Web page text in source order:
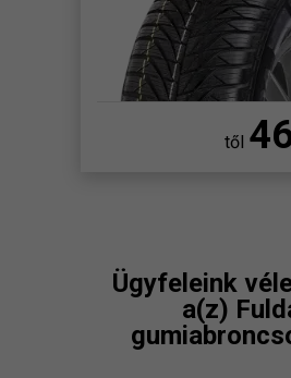
től
Ügyfeleink
a(z)